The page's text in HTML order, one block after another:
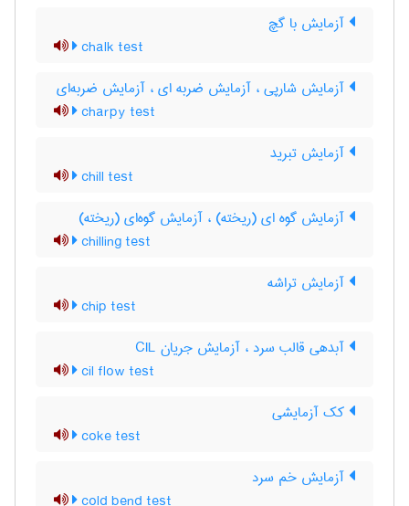
آزمایش با گچ
chalk test
آزمایش شارپی ، آزمایش ضربه ای ، آزمایش ضربه‌ای
charpy test
آزمایش تبرید
chill test
آزمایش گوه ای (ریخته) ، آزمایش گوه‌ای (ریخته)
chilling test
آزمایش تراشه
chip test
آبدهی قالب سرد ، آزمایش جریان CIL
cil flow test
کک آزمایشی
coke test
آزمایش خم سرد